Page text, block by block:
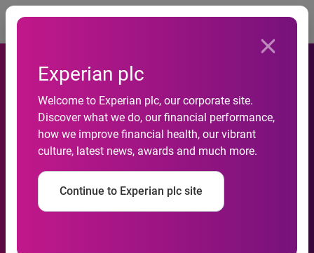
Experian plc
Welcome to Experian plc, our corporate site.
Discover what we do, our financial performance,
how we improve financial health, our vibrant
culture, latest news, awards and much more.
Continue to Experian plc site
La Afluencia A Los Centros
Comerciales Registra Un
Descenso Del 6,6% En El
Mes De Noviembre